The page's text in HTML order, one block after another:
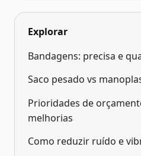
Explorar
Bandagens: precisa e
Saco pesado vs
Prioridades de
melhorias
Como reduzir ruído e